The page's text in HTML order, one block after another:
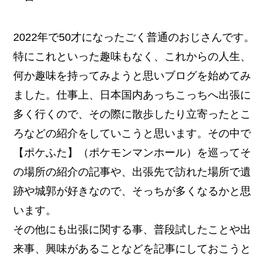
2022年で50才になったごく普通のおじさんです。
特にこれといった趣味もなく、これからの人生、
何か趣味を持ってみようと思いブログを始めてみ
ました。仕事上、日本国内あっちこっちへ出張に
多く行くので、その際に散歩したり立寄ったとこ
ろなどの紹介をしていこうと思います。その中で
【ポケふた】（ポケモンマンホール）を巡ってそ
の場所の紹介の記事や、出張先で訪れた場所で遺
跡や城郭が好きなので、そっちが多くなるかと思
います。
その他にも出張に関する事、普段試したことや出
来事、興味があることなどを記事にしておこうと